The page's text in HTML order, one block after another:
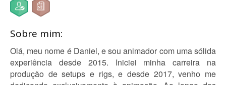
Sobre mim:
Olá, meu nome é Daniel, e sou animador com uma sólida
experiência desde 2015. Iniciei minha carreira na
produção de setups e rigs, e desde 2017, venho me